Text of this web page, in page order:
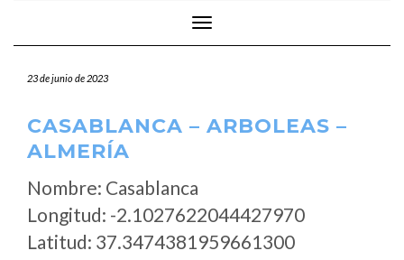
Cambiar modo de navegación
23 de junio de 2023
CASABLANCA – ARBOLEAS –
ALMERÍA
Nombre: Casablanca
Longitud: -2.1027622044427970
Latitud: 37.3474381959661300